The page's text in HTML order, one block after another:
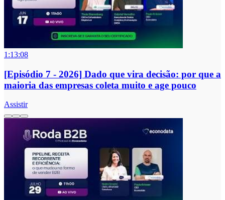
1:13:08
[Episódio 7 - 2026] Dado que vira decisão: por que a
maioria das empresas coleta muito e age pouco
Assistir